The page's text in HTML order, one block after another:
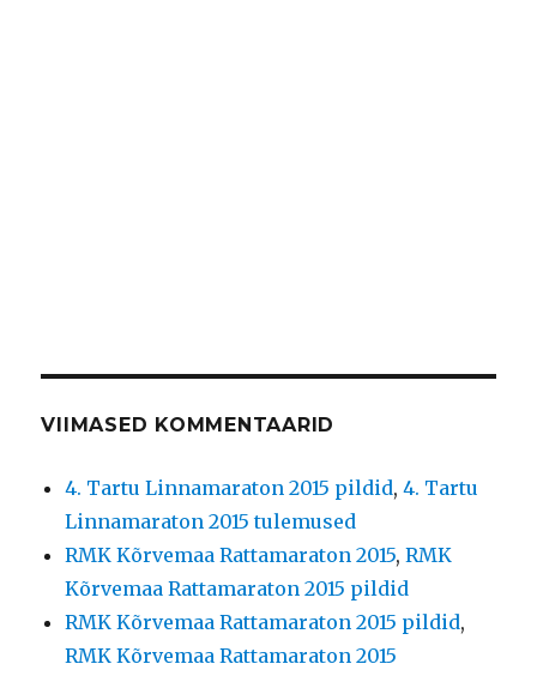
VIIMASED KOMMENTAARID
4. Tartu Linnamaraton 2015 pildid,4. Tartu
Linnamaraton 2015 tulemused
RMK Kõrvemaa Rattamaraton 2015,RMK
Kõrvemaa Rattamaraton 2015 pildid
RMK Kõrvemaa Rattamaraton 2015 pildid,
RMK Kõrvemaa Rattamaraton 2015